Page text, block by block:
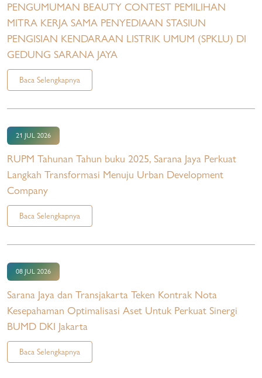
PENGUMUMAN BEAUTY CONTEST PEMILIHAN
MITRA KERJA SAMA PENYEDIAAN STASIUN
PENGISIAN KENDARAAN LISTRIK UMUM (SPKLU) DI
GEDUNG SARANA JAYA
Baca Selengkapnya
21 JUL 2026
RUPM Tahunan Tahun buku 2025, Sarana Jaya Perkuat
Langkah Transformasi Menuju Urban Development
Company
Baca Selengkapnya
08 JUL 2026
Sarana Jaya dan Transjakarta Teken Kontrak Nota
Kesepahaman Optimalisasi Aset Untuk Perkuat Sinergi
BUMD DKI Jakarta
Baca Selengkapnya